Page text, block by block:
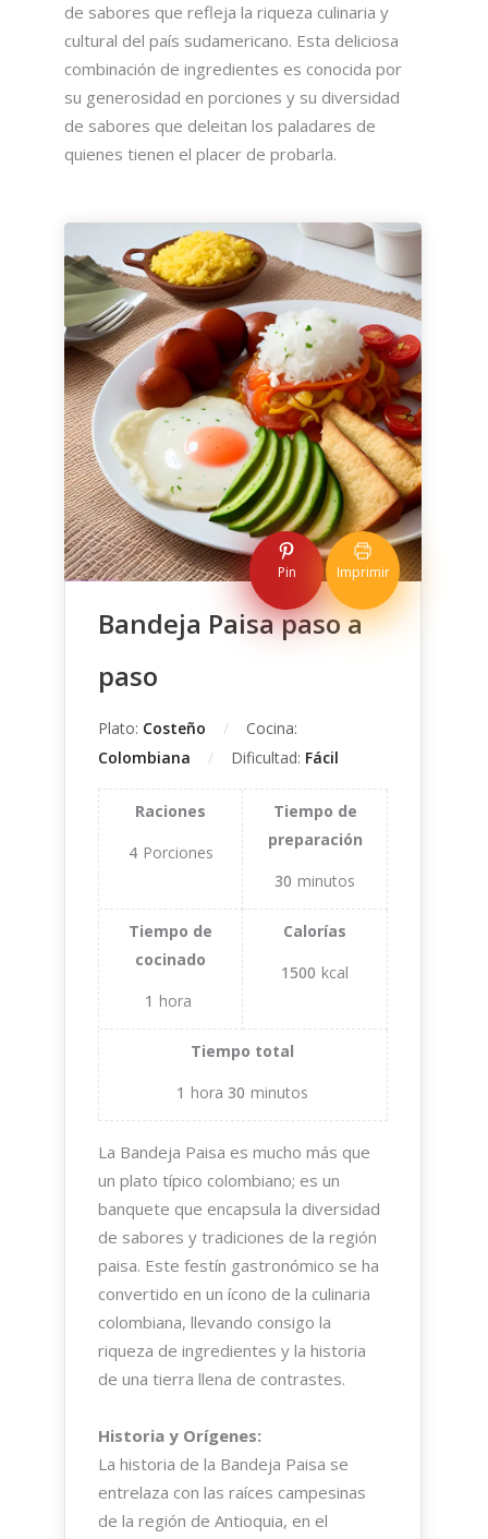
de sabores que refleja la riqueza culinaria y
cultural del país sudamericano. Esta deliciosa
combinación de ingredientes es conocida por
su generosidad en porciones y su diversidad
de sabores que deleitan los paladares de
quienes tienen el placer de probarla.
Pin Imprimir
Bandeja Paisa paso a
paso
Plato: Costeño
Cocina:
Colombiana
Dificultad: Fácil
Raciones
4 Porciones
Tiempo de
preparación
30 minutos
Tiempo de
cocinado
1 hora
Calorías
1500 kcal
Tiempo total
1 hora30 minutos
La Bandeja Paisa es mucho más que
un plato típico colombiano; es un
banquete que encapsula la diversidad
de sabores y tradiciones de la región
paisa. Este festín gastronómico se ha
convertido en un ícono de la culinaria
colombiana, llevando consigo la
riqueza de ingredientes y la historia
de una tierra llena de contrastes.
Historia y Orígenes:
La historia de la Bandeja Paisa se
entrelaza con las raíces campesinas
de la región de Antioquia, en el